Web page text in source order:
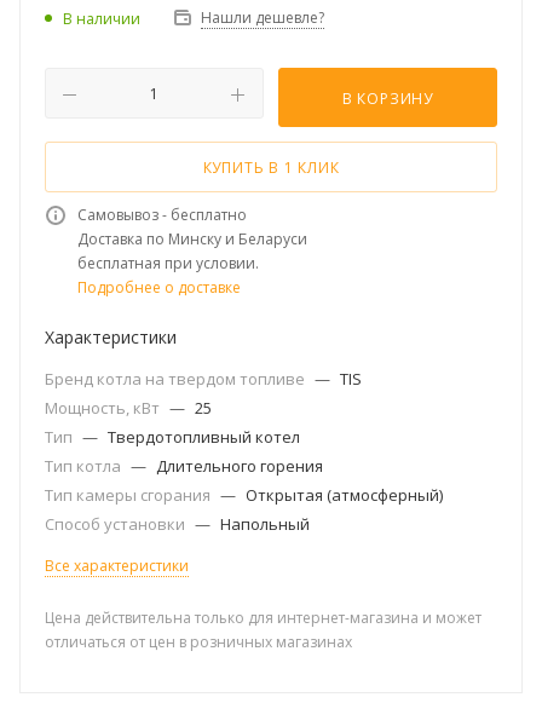
В наличии Нашли дешевле?
В КОРЗИНУ
КУПИТЬ В 1 КЛИК
Самовывоз - бесплатно
Доставка по Минску и Беларуси
бесплатная при условии.
Подробнее о доставке
Характеристики
Бренд котла на твердом топливе — TIS
Мощность, кВт — 25
Тип — Твердотопливный котел
Тип котла — Длительного горения
Тип камеры сгорания — Открытая (атмосферный)
Способ установки — Напольный
Все характеристики
Цена действительна только для интернет-магазина и может
отличаться от цен в розничных магазинах